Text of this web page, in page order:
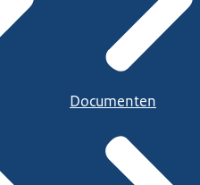
Documenten